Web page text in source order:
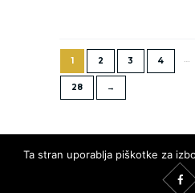
briljanti
1 2 3 4 …
28 →
Ta stran uporablja piškotke za
in za spremljanje